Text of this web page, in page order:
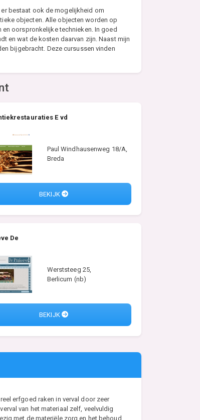
er bestaat ook de mogelijkheid om
objecten. Alle objecten worden op
oorspronkelijke technieken. In goed
en wat de kosten daarvan zijn. Naast mijn
bijgebracht. Deze cursussen vinden
E vd
Paul Windhausenweg 18/A,
Breda
BEKIJK
De
Werststeeg 25,
Berlicum (nb)
BEKIJK
erfgoed raken in verval door zeer
van het materiaal zelf, veelvuldig
met de materiële zorg en het behoud